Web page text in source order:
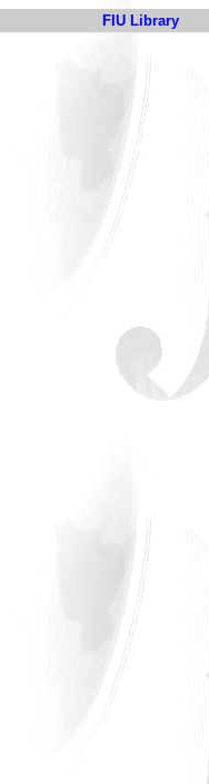
FIU Library